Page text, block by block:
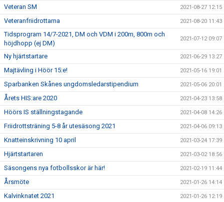
Veteran SM 2021-08-27 12:15
Veteranfriidrottarna 2021-08-20 11:43
Tidsprogram 14/7-2021, DM och VDM i 200m, 800m och
höjdhopp (ej DM)
2021-07-12 09:07
Ny hjärtstartare 2021-06-29 13:27
Majtävling i Höör 15:e! 2021-05-16 19:01
Sparbanken Skånes ungdomsledarstipendium 2021-05-06 20:01
Årets HIS:are 2020 2021-04-23 13:58
Höörs IS ställningstagande 2021-04-08 14:26
Friidrottsträning 5-8 år utesäsong 2021 2021-04-06 09:13
Knatteinskrivning 10 april 2021-03-24 17:39
Hjärtstartaren 2021-03-02 18:56
Säsongens nya fotbollsskor är här! 2021-02-19 11:44
Årsmöte 2021-01-26 14:14
Kalvinknatet 2021 2021-01-26 12:19